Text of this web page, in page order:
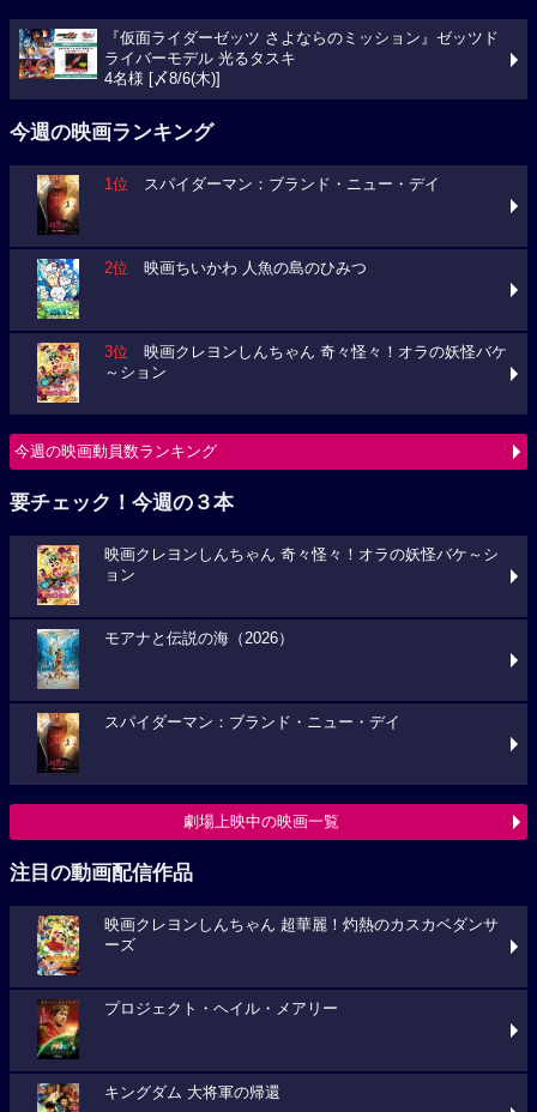
『仮面ライダーゼッツ さよならのミッション』ゼッツド
ライバーモデル 光るタスキ
4名様 [〆8/6(木)]
今週の映画ランキング
1位 スパイダーマン：ブランド・ニュー・デイ
2位 映画ちいかわ 人魚の島のひみつ
3位 映画クレヨンしんちゃん 奇々怪々！オラの妖怪バケ
～ション
今週の映画動員数ランキング
要チェック！今週の３本
映画クレヨンしんちゃん 奇々怪々！オラの妖怪バケ～シ
ョン
モアナと伝説の海（2026）
スパイダーマン：ブランド・ニュー・デイ
劇場上映中の映画一覧
注目の動画配信作品
映画クレヨンしんちゃん 超華麗！灼熱のカスカベダンサ
ーズ
プロジェクト・ヘイル・メアリー
キングダム 大将軍の帰還